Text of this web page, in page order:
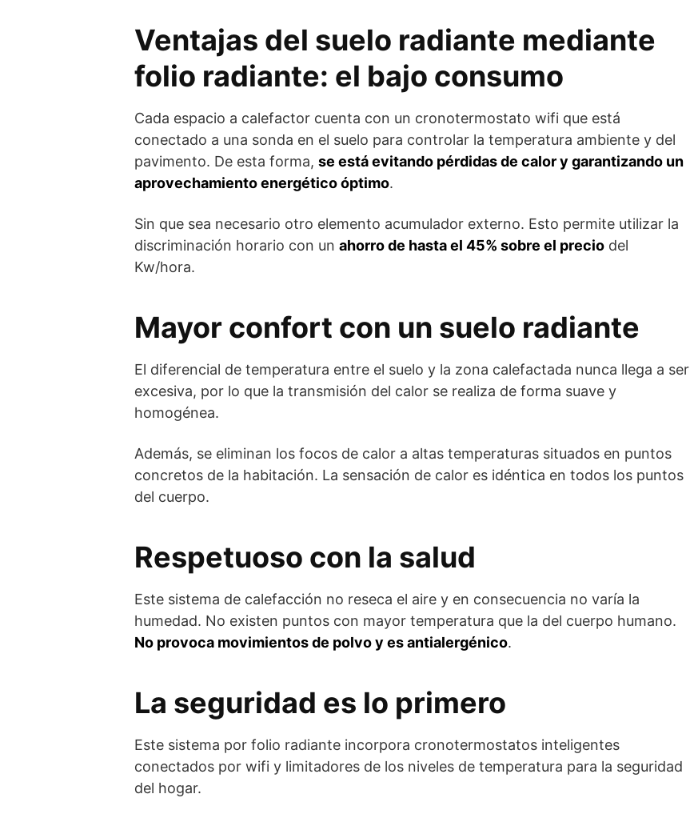
Ventajas del suelo radiante mediante
folio radiante: el bajo consumo
Cada espacio a calefactor cuenta con un cronotermostato wifi que está
conectado a una sonda en el suelo para controlar la temperatura ambiente y del
pavimento. De esta forma, se está evitando pérdidas de calor y garantizando un
aprovechamiento energético óptimo.
Sin que sea necesario otro elemento acumulador externo. Esto permite utilizar la
discriminación horario con un ahorro de hasta el 45% sobre el precio del
Kw/hora.
Mayor confort con un suelo radiante
El diferencial de temperatura entre el suelo y la zona calefactada nunca llega a ser
excesiva, por lo que la transmisión del calor se realiza de forma suave y
homogénea.
Además, se eliminan los focos de calor a altas temperaturas situados en puntos
concretos de la habitación. La sensación de calor es idéntica en todos los puntos
del cuerpo.
Respetuoso con la salud
Este sistema de calefacción no reseca el aire y en consecuencia no varía la
humedad. No existen puntos con mayor temperatura que la del cuerpo humano.
No provoca movimientos de polvo y es antialergénico.
La seguridad es lo primero
Este sistema por folio radiante incorpora cronotermostatos inteligentes
conectados por wifi y limitadores de los niveles de temperatura para la seguridad
del hogar.